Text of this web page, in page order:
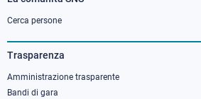
Footer
column
3
Cerca persone
Trasparenza
Amministrazione trasparente
Bandi di gara